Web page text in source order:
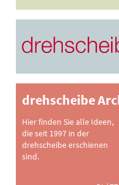
drehscheibe
Hier finden Sie alle Ideen,
die seit 1997 in der
drehscheibe erschienen
sind.